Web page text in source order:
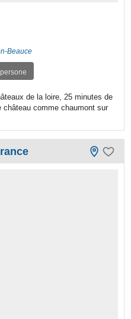
Beauce
de la loire, 25 minutes de
château comme chaumont sur